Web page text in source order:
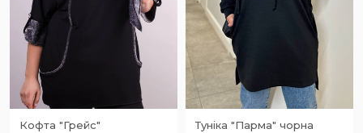
Кофта "Грейс" Туніка "Парма" чорна